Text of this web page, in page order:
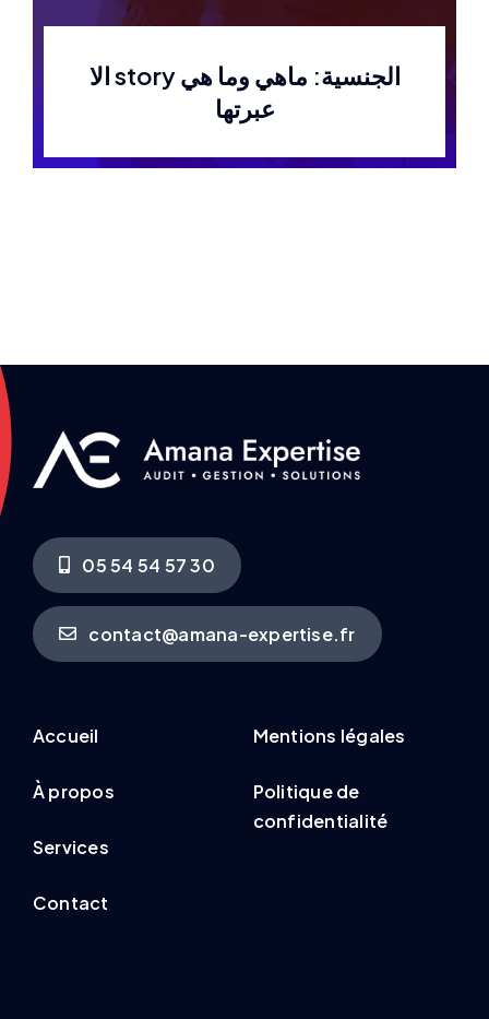
الا story الجنسية: ماهي وما هي
عبرتها
05 54 54 57 30
contact@amana-expertise.fr
Accueil
À propos
Services
Contact
Mentions légales
Politique de
confidentialité